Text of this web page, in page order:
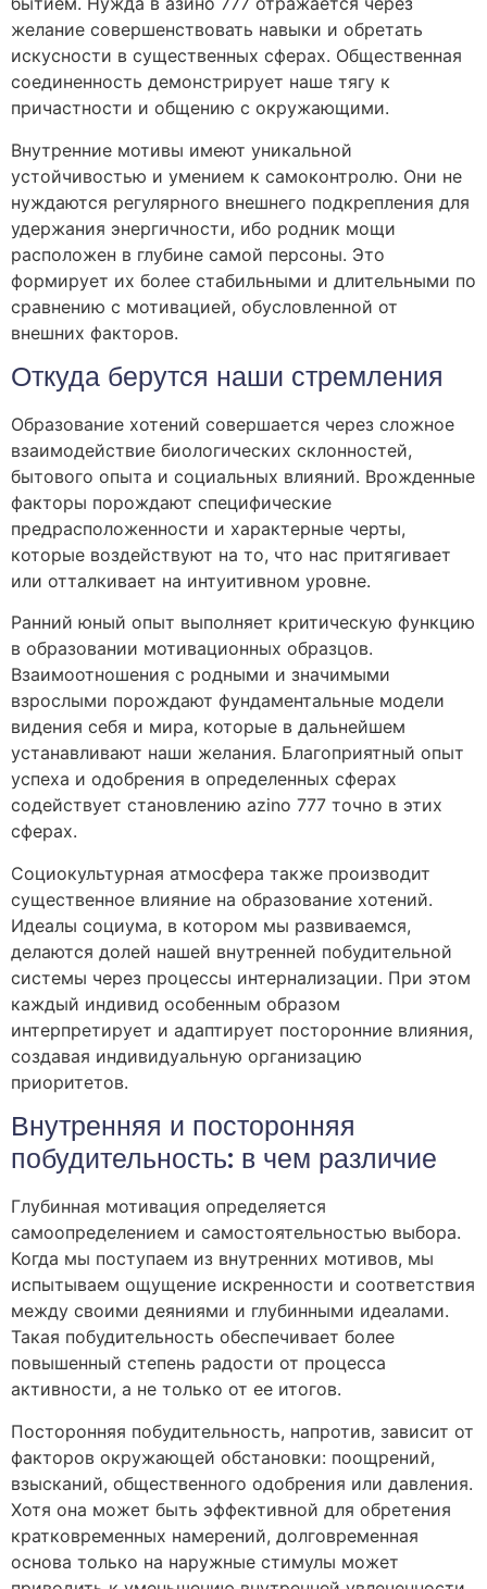
желание совершенствовать навыки и обретать
искусности в существенных сферах. Общественная
соединенность демонстрирует наше тягу к
причастности и общению с окружающими.
Внутренние мотивы имеют уникальной
устойчивостью и умением к самоконтролю. Они не
нуждаются регулярного внешнего подкрепления для
удержания энергичности, ибо родник мощи
расположен в глубине самой персоны. Это
формирует их более стабильными и длительными по
сравнению с мотивацией, обусловленной от
внешних факторов.
Откуда берутся наши стремления
Образование хотений совершается через сложное
взаимодействие биологических склонностей,
бытового опыта и социальных влияний. Врожденные
факторы порождают специфические
предрасположенности и характерные черты,
которые воздействуют на то, что нас притягивает
или отталкивает на интуитивном уровне.
Ранний юный опыт выполняет критическую функцию
в образовании мотивационных образцов.
Взаимоотношения с родными и значимыми
взрослыми порождают фундаментальные модели
видения себя и мира, которые в дальнейшем
устанавливают наши желания. Благоприятный опыт
успеха и одобрения в определенных сферах
содействует становлению azino 777 точно в этих
сферах.
Социокультурная атмосфера также производит
существенное влияние на образование хотений.
Идеалы социума, в котором мы развиваемся,
делаются долей нашей внутренней побудительной
системы через процессы интернализации. При этом
каждый индивид особенным образом
интерпретирует и адаптирует посторонние влияния,
создавая индивидуальную организацию
приоритетов.
Внутренняя и посторонняя
побудительность: в чем различие
Глубинная мотивация определяется
самоопределением и самостоятельностью выбора.
Когда мы поступаем из внутренних мотивов, мы
испытываем ощущение искренности и соответствия
между своими деяниями и глубинными идеалами.
Такая побудительность обеспечивает более
повышенный степень радости от процесса
активности, а не только от ее итогов.
Посторонняя побудительность, напротив, зависит от
факторов окружающей обстановки: поощрений,
взысканий, общественного одобрения или давления.
Хотя она может быть эффективной для обретения
кратковременных намерений, долговременная
основа только на наружные стимулы может